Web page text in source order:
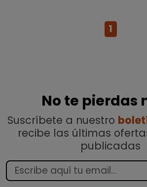
1
No te pierdas
Suscríbete a nuestro
recibe las últimas
publicadas